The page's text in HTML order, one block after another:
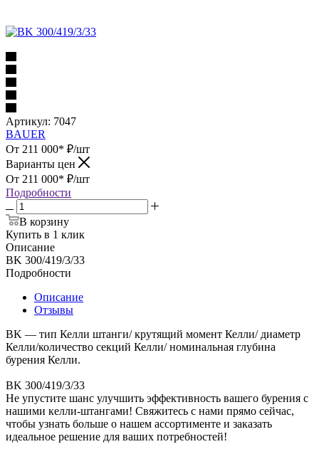
Артикул: 7047
BAUER
От 211 000* ₽/шт
Варианты цен
От 211 000* ₽/шт
Подробности
В корзину
Купить в 1 клик
Описание
BK 300/419/3/33
Подробности
Описание
Отзывы
BK — тип Келли штанги/ крутящий момент Келли/ диаметр
Келли/количество секций Келли/ номинальная глубина
бурения Келли.
BK 300/419/3/33
Не упустите шанс улучшить эффективность вашего бурения с
нашими келли-штангами! Свяжитесь с нами прямо сейчас,
чтобы узнать больше о нашем ассортименте и заказать
идеальное решение для ваших потребностей!